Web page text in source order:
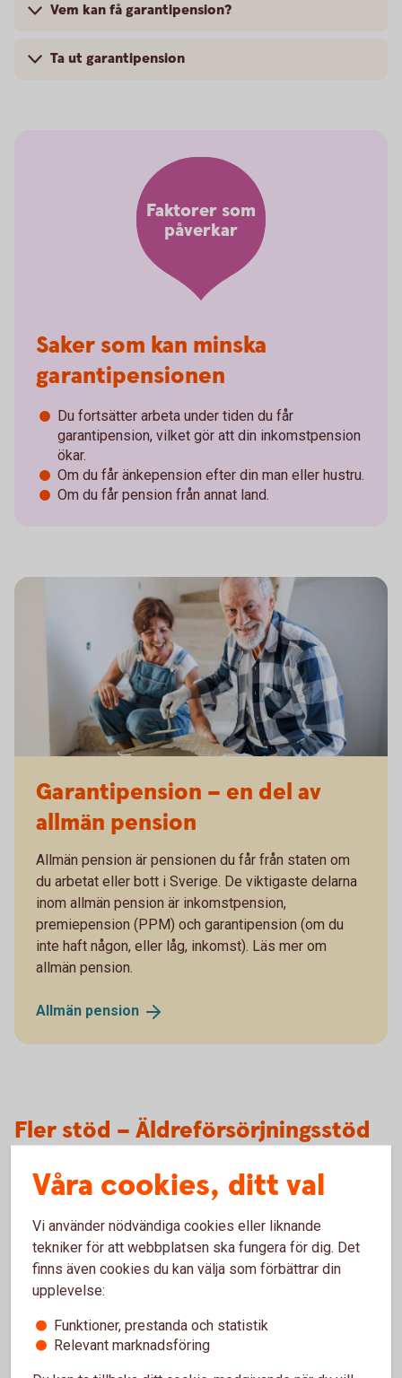
Vem kan få garantipension?
Ta ut garantipension
Faktorer som
påverkar
Saker som kan minska
garantipensionen
Du fortsätter arbeta under tiden du får
garantipension, vilket gör att din inkomstpension
ökar.
Om du får änkepension efter din man eller hustru.
Om du får pension från annat land.
Garantipension – en del av
allmän pension
Allmän pension är pensionen du får från staten om
du arbetat eller bott i Sverige. De viktigaste delarna
inom allmän pension är inkomstpension,
premiepension (PPM) och garantipension (om du
inte haft någon, eller låg, inkomst). Läs mer om
allmän pension.
Allmän pension
Fler stöd – Äldreförsörjningsstöd
Utöver garantipensionen finns två andra stöd som du i
vissa fall kan få - äldreförsörjningsstödet och
bostadstillägg.
Äldreförsörjningsstödet är ett stöd för dig som har låg
pension eller ingen pension alls. Det kan vara för att du
endast yrkesarbetat en kortare del av ditt liv och haft låg
lön. Eller för att du kommit till Sverige sent i livet och därför
Våra cookies, ditt val
Vi använder nödvändiga cookies eller liknande
tekniker för att webbplatsen ska fungera för dig. Det
finns även cookies du kan välja som förbättrar din
upplevelse:
Funktioner, prestanda och statistik
Relevant marknadsföring